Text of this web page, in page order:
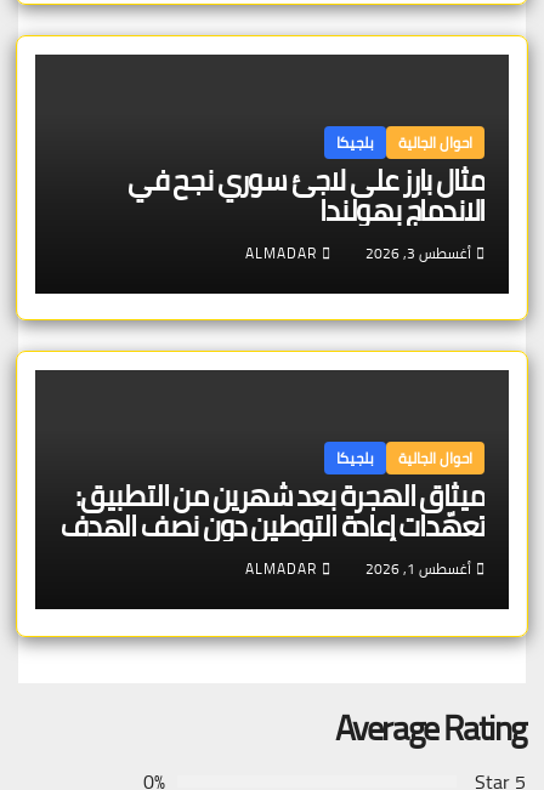
احوال الجالية بلجيكا
مثال بارز على لاجئ سوري نجح في
الاندماج بهولندا
أغسطس 3, 2026 ALMADAR
احوال الجالية بلجيكا
ميثاق الهجرة بعد شهرين من التطبيق:
تعهّدات إعادة التوطين دون نصف الهدف
والإعادة القسرية تتصدّر
أغسطس 1, 2026 ALMADAR
Average Rating
5 Star
0%